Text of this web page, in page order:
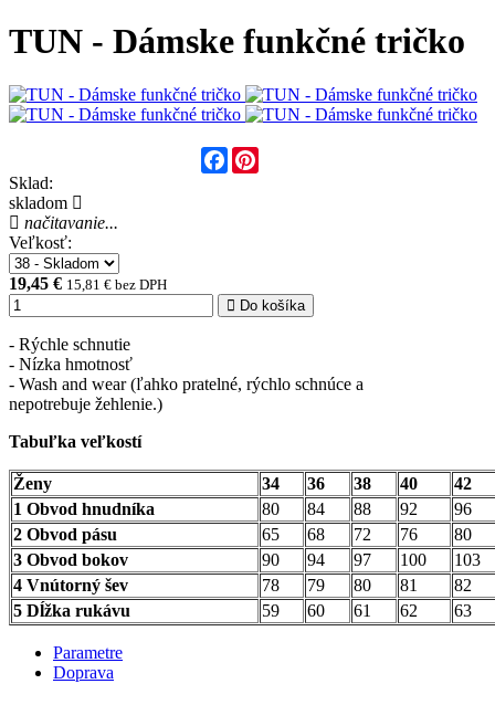
TUN - Dámske funkčné tričko
Facebook
Sklad:
skladom
načitavanie...
Veľkosť:
19,45 € 15,81 € bez DPH
Do košíka
- Rýchle schnutie
- Nízka hmotnosť
- Wash and wear (ľahko pratelné, rýchlo schnúce a
nepotrebuje žehlenie.)
Tabuľka veľkostí
Ženy 34 36 38 40
42
1 Obvod hnudníka
80 84 88 92
96
2 Obvod pásu
65 68 72 76
80
3 Obvod bokov
90 94 97 100
103
4 Vnútorný šev
78 79 80 81
82
5 Dĺžka rukávu
59 60 61 62 63
Parametre
Doprava